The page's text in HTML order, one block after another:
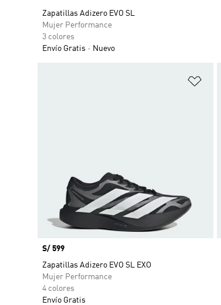
Zapatillas Adizero EVO SL
Mujer Performance
3 colores
Envío Gratis
Nuevo
Precio
S/ 599
Zapatillas Adizero EVO SL EXO
Mujer Performance
4 colores
Envío Gratis